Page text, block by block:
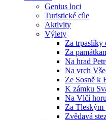
Genius loci
Turistické cíle
Aktivity
Výlety
Za trpaslíky
Za
Na hrad
Na vrch
Ze Sosně k
K zámku
Na Vlčí horu
Za Tleským
Zvědavá